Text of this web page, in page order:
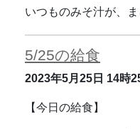
いつものみそ汁が、
5/25の給食
2023年5月25日 14時
【今日の給食】